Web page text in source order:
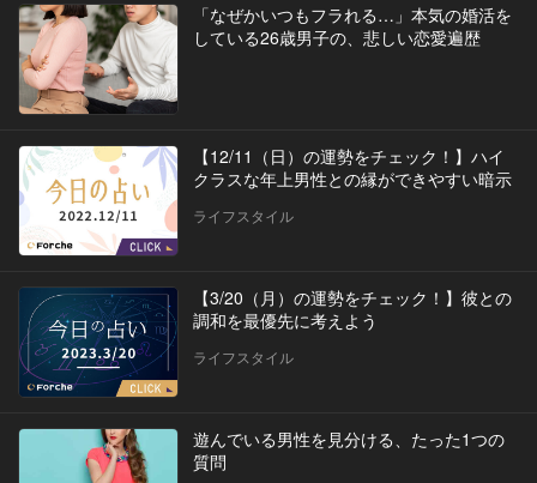
「なぜかいつもフラれる…」本気の婚活を
している26歳男子の、悲しい恋愛遍歴
【12/11（日）の運勢をチェック！】ハイ
クラスな年上男性との縁ができやすい暗示
ライフスタイル
【3/20（月）の運勢をチェック！】彼との
調和を最優先に考えよう
ライフスタイル
遊んでいる男性を見分ける、たった1つの
質問